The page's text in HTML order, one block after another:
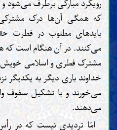
رویکرد مبارکی برطرف می‌شود
که همگی آن‌ها درک
بایدهای مطلوب در
می‌کنند. در آن هنگام است
مشترک فطری و اسلامی خویش
خداوند باری دیگر به یکدیگر
می‌خورند و با تشکیل صفوف
می‌دهند.
امّا تردیدی نیست که در